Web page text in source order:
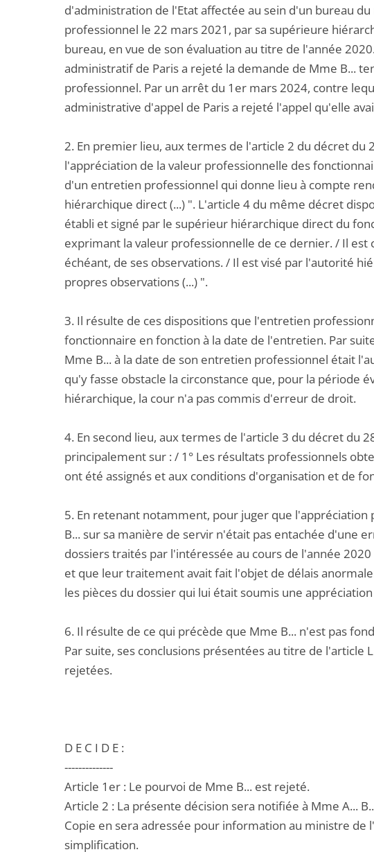
d'administration de l'Etat affectée au sein d'un bureau
professionnel le 22 mars 2021, par sa supérieure
bureau, en vue de son évaluation au titre de l'année
administratif de Paris a rejeté la demande de Mme B...
professionnel. Par un arrêt du 1er mars 2024, contre
administrative d'appel de Paris a rejeté l'appel qu'elle
2. En premier lieu, aux termes de l'article 2 du décret
l'appréciation de la valeur professionnelle des
d'un entretien professionnel qui donne lieu à compte
hiérarchique direct (...) ". L'article 4 du même décret
établi et signé par le supérieur hiérarchique direct du
exprimant la valeur professionnelle de ce dernier. / Il
échéant, de ses observations. / Il est visé par l'autorité
propres observations (...) ".
3. Il résulte de ces dispositions que l'entretien
fonctionnaire en fonction à la date de l'entretien. Par
Mme B... à la date de son entretien professionnel était
qu'y fasse obstacle la circonstance que, pour la période
hiérarchique, la cour n'a pas commis d'erreur de droit.
4. En second lieu, aux termes de l'article 3 du décret du
principalement sur : / 1° Les résultats professionnels
ont été assignés et aux conditions d'organisation et de
5. En retenant notamment, pour juger que
B... sur sa manière de servir n'était pas entachée d'une
dossiers traités par l'intéressée au cours de l'année
et que leur traitement avait fait l'objet de délais
les pièces du dossier qui lui était soumis une
6. Il résulte de ce qui précède que Mme B... n'est pas
Par suite, ses conclusions présentées au titre de
rejetées.
D E C I D E :
--------------
Article 1er : Le pourvoi de Mme B... est rejeté.
Article 2 : La présente décision sera notifiée à Mme A...
Copie en sera adressée pour information au ministre
simplification.